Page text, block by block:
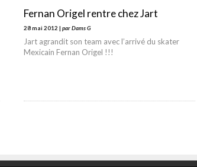
Fernan Origel rentre chez Jart
28 mai 2012 | par Dams G
Jart agrandit son team avec l’arrivé du skater
Mexicain Fernan Origel !!!